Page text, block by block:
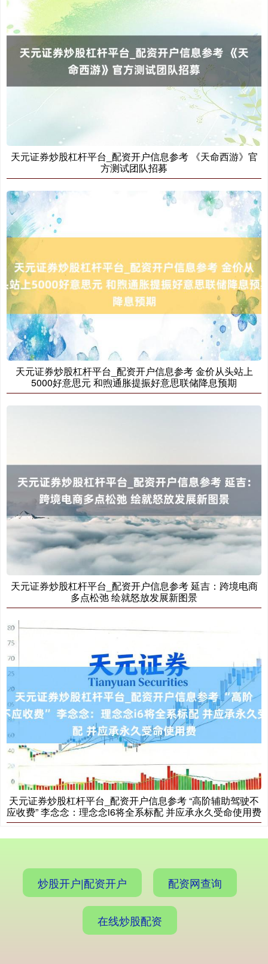
天元证券炒股杠杆平台_配资开户信息参考 《天命西游》官
方测试团队招募
天元证券炒股杠杆平台_配资开户信息参考 金价从头站上
5000好意思元 和煦通胀提振好意思联储降息预期
天元证券炒股杠杆平台_配资开户信息参考 延吉：跨境电商
多点松弛 绘就怒放发展新图景
天元证券炒股杠杆平台_配资开户信息参考 “高阶辅助驾驶不
应收费” 李念念：理念念i6将全系标配 并应承永久受命使用费
炒股开户|配资开户 配资网查询
在线炒股配资